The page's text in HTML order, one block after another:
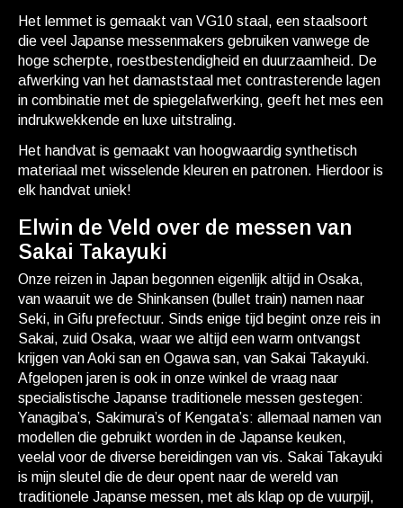
Het lemmet is gemaakt van VG10 staal, een staalsoort
die veel Japanse messenmakers gebruiken vanwege de
hoge scherpte, roestbestendigheid en duurzaamheid. De
afwerking van het damaststaal met contrasterende lagen
in combinatie met de spiegelafwerking, geeft het mes een
indrukwekkende en luxe uitstraling.
Het handvat is gemaakt van hoogwaardig synthetisch
materiaal met wisselende kleuren en patronen. Hierdoor is
elk handvat uniek!
Elwin de Veld over de messen van
Sakai Takayuki
Onze reizen in Japan begonnen eigenlijk altijd in Osaka,
van waaruit we de Shinkansen (bullet train) namen naar
Seki, in Gifu prefectuur. Sinds enige tijd begint onze reis in
Sakai, zuid Osaka, waar we altijd een warm ontvangst
krijgen van Aoki san en Ogawa san, van Sakai Takayuki.
Afgelopen jaren is ook in onze winkel de vraag naar
specialistische Japanse traditionele messen gestegen:
Yanagiba’s, Sakimura’s of Kengata’s: allemaal namen van
modellen die gebruikt worden in de Japanse keuken,
veelal voor de diverse bereidingen van vis. Sakai Takayuki
is mijn sleutel die de deur opent naar de wereld van
traditionele Japanse messen, met als klap op de vuurpijl,